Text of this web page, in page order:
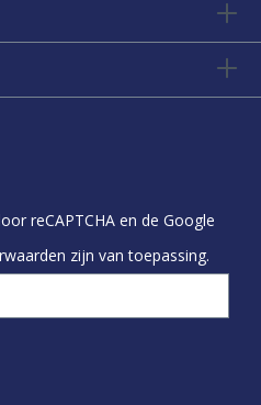
reCAPTCHA en de Google
zijn van toepassing.